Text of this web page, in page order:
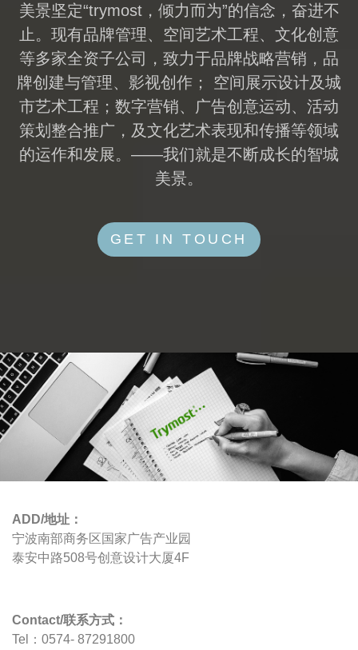
美景坚定“trymost，倾力而为”的信念，奋进不
止。现有品牌管理、空间艺术工程、文化创意
等多家全资子公司，致力于品牌战略营销，品
牌创建与管理、影视创作； 空间展示设计及城
市艺术工程；数字营销、广告创意运动、活动
策划整合推广，及文化艺术表现和传播等领域
的运作和发展。——我们就是不断成长的智城
美景。
GET IN TOUCH
ADD/地址：
宁波南部商务区国家广告产业园
泰安中路508号创意设计大厦4F
Contact/联系方式：
Tel：0574- 87291800